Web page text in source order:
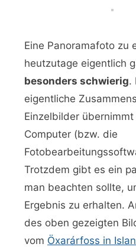
Eine Panoramafoto zu
heutzutage eigentlich
besonders schwierig.
eigentliche
Einzelbilder
Computer (bzw. die
Trotzdem gibt es ein
man beachten sollte,
Ergebnis zu erhalten.
des oben gezeigten
vom Öxarárfoss in